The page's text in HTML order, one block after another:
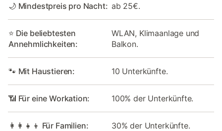
🌙 Mindestpreis pro Nacht: ab 25€.
⭐ Die beliebtesten
Annehmlichkeiten:
WLAN, Klimaanlage und
Balkon.
🐾 Mit Haustieren: 10 Unterkünfte.
📶 Für eine Workation: 100% der Unterkünfte.
👩‍👩‍👧‍👦 Für Familien: 30% der Unterkünfte.